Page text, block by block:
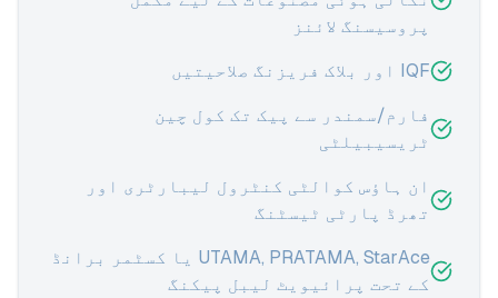
پروسیسنگ لائنز
IQF اور بلاک فریزنگ صلاحیتیں
فارم/سمندر سے پیک تک کول چین
ٹریسیبیلٹی
ان ہاؤس کوالٹی کنٹرول لیبارٹری اور
تھرڈ پارٹی ٹیسٹنگ
UTAMA, PRATAMA, StarAce یا کسٹمر برانڈ
کے تحت پرائیویٹ لیبل پیکنگ